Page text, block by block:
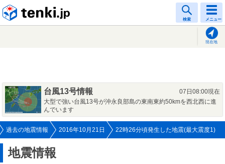
検索 メニュー
現在地
台風13号情報
07日08:00現在
大型で強い台風13号が沖永良部島の東南東約50kmを西北西に進
んでいます
過去の地震情報 2016年10月21日 22時26分頃発生した地震(最大震度1)
地震情報